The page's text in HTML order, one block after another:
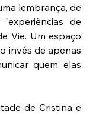
lembrança, de
de
Vie. Um espaço
invés de apenas
quem elas
de Cristina e